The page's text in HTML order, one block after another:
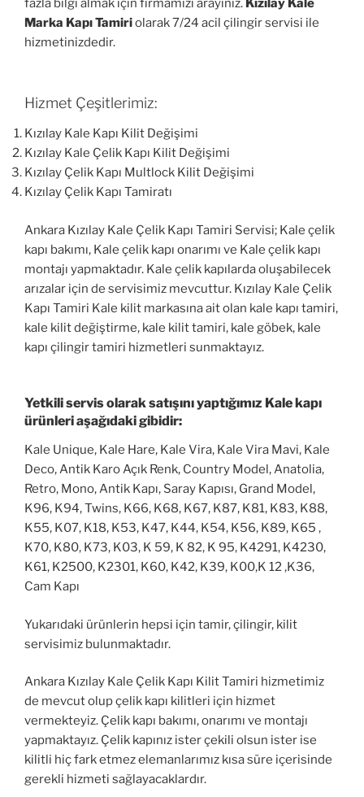
fazla bilgi almak için firmamızı arayınız. Kızılay Kale
Marka Kapı Tamiriolarak 7/24 acil çilingir servisi ile
hizmetinizdedir.
Hizmet Çeşitlerimiz:
Kızılay Kale Kapı Kilit Değişimi
Kızılay Kale Çelik Kapı Kilit Değişimi
Kızılay Çelik Kapı Multlock Kilit Değişimi
Kızılay Çelik Kapı Tamiratı
Ankara Kızılay Kale Çelik Kapı Tamiri Servisi; Kale çelik
kapı bakımı, Kale çelik kapı onarımı ve Kale çelik kapı
montajı yapmaktadır. Kale çelik kapılarda oluşabilecek
arızalar için de servisimiz mevcuttur. Kızılay Kale Çelik
Kapı Tamiri Kale kilit markasına ait olan kale kapı tamiri,
kale kilit değiştirme, kale kilit tamiri, kale göbek, kale
kapı çilingir tamiri hizmetleri sunmaktayız.
Yetkili servis olarak satışını yaptığımız Kale kapı
ürünleri aşağıdaki gibidir:
Kale Unique, Kale Hare, Kale Vira, Kale Vira Mavi, Kale
Deco, Antik Karo Açık Renk, Country Model, Anatolia,
Retro, Mono, Antik Kapı, Saray Kapısı, Grand Model,
K96, K94, Twins, K66, K68, K67, K87, K81, K83, K88,
K55, K07, K18, K53, K47, K44, K54, K56, K89, K65 ,
K70, K80, K73, K03, K 59, K 82, K 95, K4291, K4230,
K61, K2500, K2301, K60, K42, K39, K00,K 12 ,K36,
Cam Kapı
Yukarıdaki ürünlerin hepsi için tamir, çilingir, kilit
servisimiz bulunmaktadır.
Ankara Kızılay Kale Çelik Kapı Kilit Tamiri hizmetimiz
de mevcut olup çelik kapı kilitleri için hizmet
vermekteyiz. Çelik kapı bakımı, onarımı ve montajı
yapmaktayız. Çelik kapınız ister çekili olsun ister ise
kilitli hiç fark etmez elemanlarımız kısa süre içerisinde
gerekli hizmeti sağlayacaklardır.